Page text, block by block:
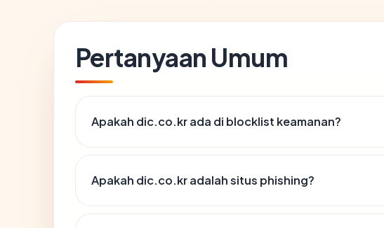
Pertanyaan Umum
Apakah dic.co.kr ada di blocklist keamanan?
Apakah dic.co.kr adalah situs phishing?